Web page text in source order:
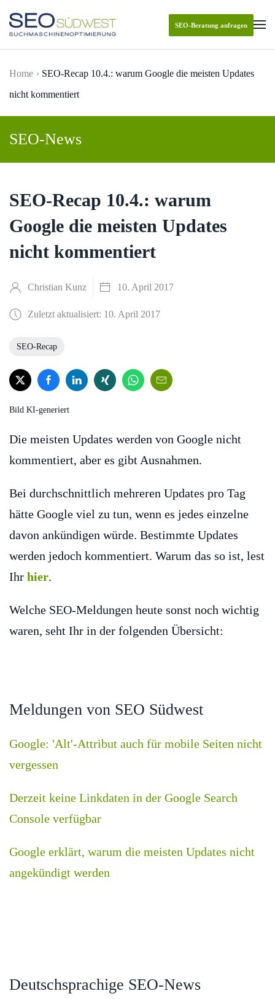
Skip to main content
SEO-Beratung anfragen
Home
SEO-Recap 10.4.: warum Google die meisten Updates
nicht kommentiert
SEO-News
SEO-Recap 10.4.: warum
Google die meisten Updates
nicht kommentiert
Christian Kunz 10. April 2017
Zuletzt aktualisiert: 10. April 2017
SEO-Recap
Bild KI-generiert
Die meisten Updates werden von Google nicht
kommentiert, aber es gibt Ausnahmen.
Bei durchschnittlich mehreren Updates pro Tag
hätte Google viel zu tun, wenn es jedes einzelne
davon ankündigen würde. Bestimmte Updates
werden jedoch kommentiert. Warum das so ist, lest
Ihr hier.
Welche SEO-Meldungen heute sonst noch wichtig
waren, seht Ihr in der folgenden Übersicht:
Meldungen von SEO Südwest
Google: 'Alt'-Attribut auch für mobile Seiten nicht
vergessen
Derzeit keine Linkdaten in der Google Search
Console verfügbar
Google erklärt, warum die meisten Updates nicht
angekündigt werden
Deutschsprachige SEO-News